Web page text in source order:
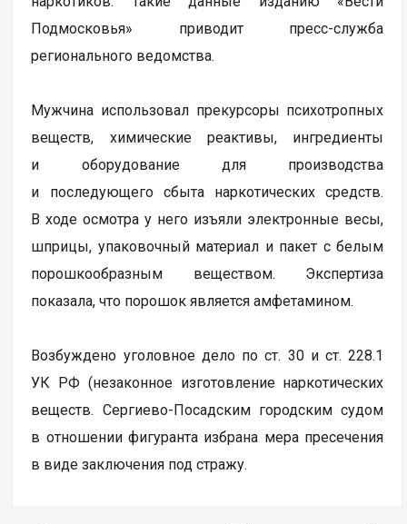
Подмосковья» приводит пресс-служба
регионального ведомства.
Мужчина использовал прекурсоры психотропных
веществ, химические реактивы, ингредиенты
и оборудование для производства
и последующего сбыта наркотических средств.
В ходе осмотра у него изъяли электронные весы,
шприцы, упаковочный материал и пакет с белым
порошкообразным веществом. Экспертиза
показала, что порошок является амфетамином.
Возбуждено уголовное дело по ст. 30 и ст. 228.1
УК РФ (незаконное изготовление наркотических
веществ. Сергиево-Посадским городским судом
в отношении фигуранта избрана мера пресечения
в виде заключения под стражу.